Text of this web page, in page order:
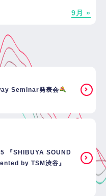
9月 »
Seminar発表会
『SHIBUYA SOUND
by TSM渋谷』